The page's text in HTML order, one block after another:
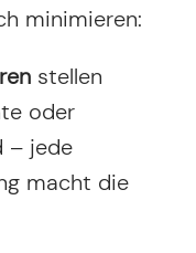
minimieren:
stellen
oder
– jede
macht die